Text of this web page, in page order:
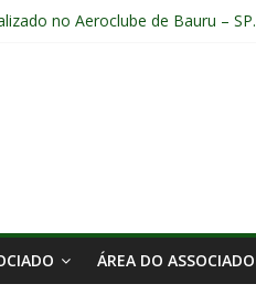
no Aeroclube de Bauru – SP.
ÁREA DO ASSOCIADO